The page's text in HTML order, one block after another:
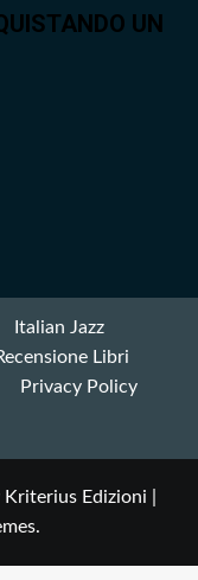
UN
Italian Jazz
Libri
Privacy Policy
Edizioni